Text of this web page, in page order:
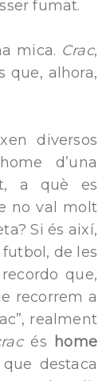
fumat.
mica. Crac,
que, alhora,
diversos
d’una
a què es
no val molt
Si és així,
de les
que,
recorrem a
realment
és home
que destaca